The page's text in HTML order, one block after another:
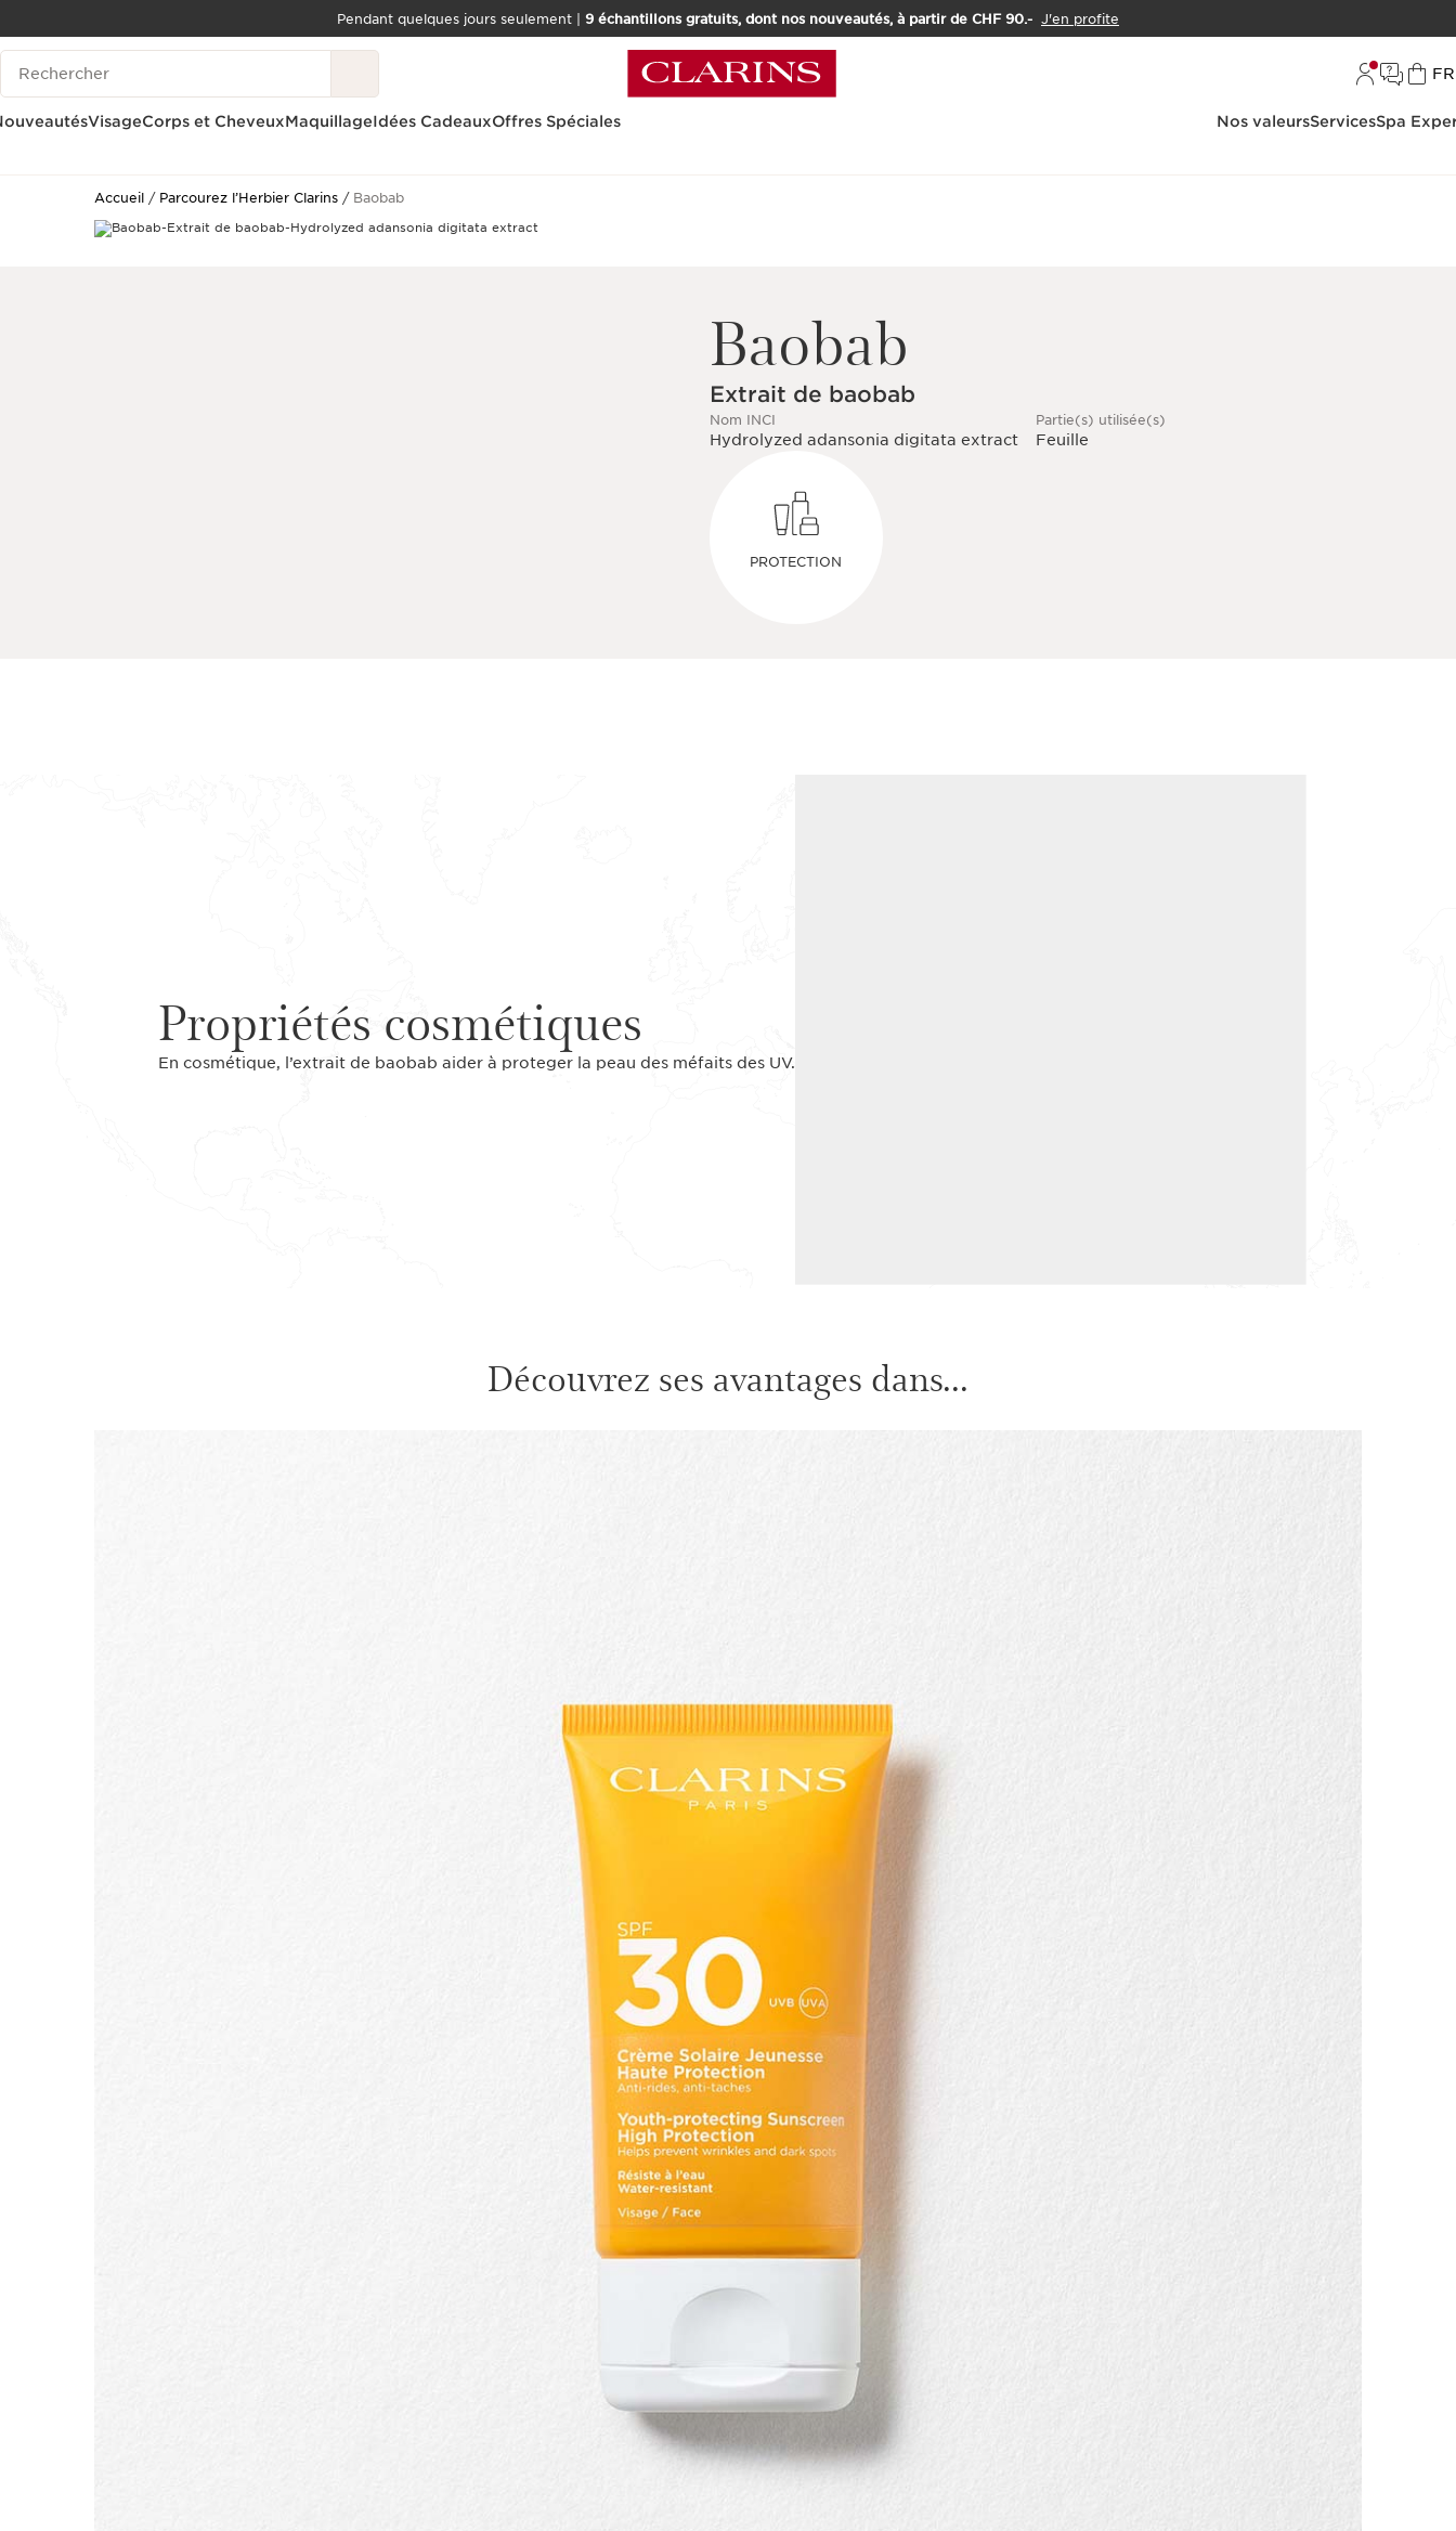
ALLER AU CONTENU
ALLER AU PIED DE PAGE
OUTIL D'ACCESSIBILITÉ
Pendant quelques jours seulement | 9 échantillons gratuits, dont nos nouveautés, à partir de CHF 90.- J'en profite
Historique des recherches
FR
VisageCorps et CheveuxMaquillageIdées CadeauxOffres Spéciales Nos valeursServicesSpa
Accueil Parcourez l’Herbier Clarins Baobab
Baobab
Extrait de baobab
Nom INCI
Hydrolyzed adansonia digitata extract
Partie(s) utilisée(s)
Feuille
PROTECTION
Propriétés cosmétiques
En cosmétique, l’extrait de baobab aider à proteger la peau des méfaits des UV.
Découvrez ses avantages dans...